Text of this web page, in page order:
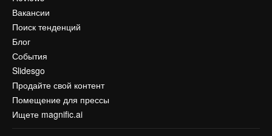
Вакансии
Поиск тенденций
Блог
События
Slidesgo
Продайте свой контент
Помещение для прессы
Ищете magnific.ai